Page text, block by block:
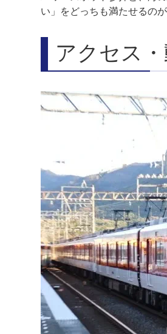
い」をどっちも満たせるの
アクセス